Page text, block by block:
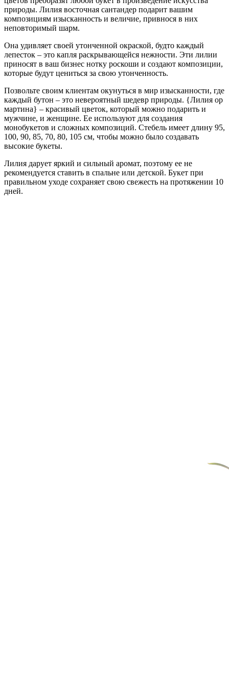
природы. Лилия восточная сантандер подарит вашим
композициям изысканность и величие, привнося в них
неповторимый шарм.
Она удивляет своей утонченной окраской, будто каждый
лепесток – это капля раскрывающейся нежности. Эти лилии
приносят в ваш бизнес нотку роскоши и создают композиции,
которые будут цениться за свою утонченность.
Позвольте своим клиентам окунуться в мир изысканности, где
каждый бутон – это невероятный шедевр природы. {Лилия ор
мартина} – красивый цветок, который можно подарить и
мужчине, и женщине. Ее используют для создания
монобукетов и сложных композиций. Стебель имеет длину 95,
100, 90, 85, 70, 80, 105 см, чтобы можно было создавать
высокие букеты.
Лилия дарует яркий и сильный аромат, поэтому ее не
рекомендуется ставить в спальне или детской. Букет при
правильном уходе сохраняет свою свежесть на протяжении 10
дней.